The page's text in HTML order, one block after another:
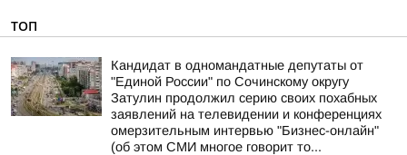
ТОП
Кандидат в одномандатные депутаты от
"Единой России" по Сочинскому округу
Затулин продолжил серию своих похабных
заявлений на телевидении и конференциях
омерзительным интервью "Бизнес-онлайн"
(об этом СМИ многое говорит то...